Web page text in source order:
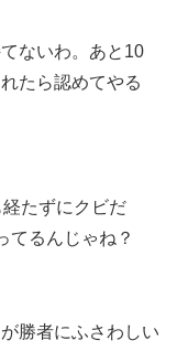
ら・・・」
んなものが売れ
の商品と
落！外国人投資
4%を超える大幅
英高級紙も驚愕
撃
ないわ。あと10
たら認めてやる
たずにクビだ
てるんじゃね？
勝者にふさわしい